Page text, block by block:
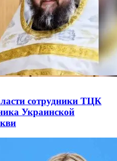
сотрудники ТЦК
Украинской